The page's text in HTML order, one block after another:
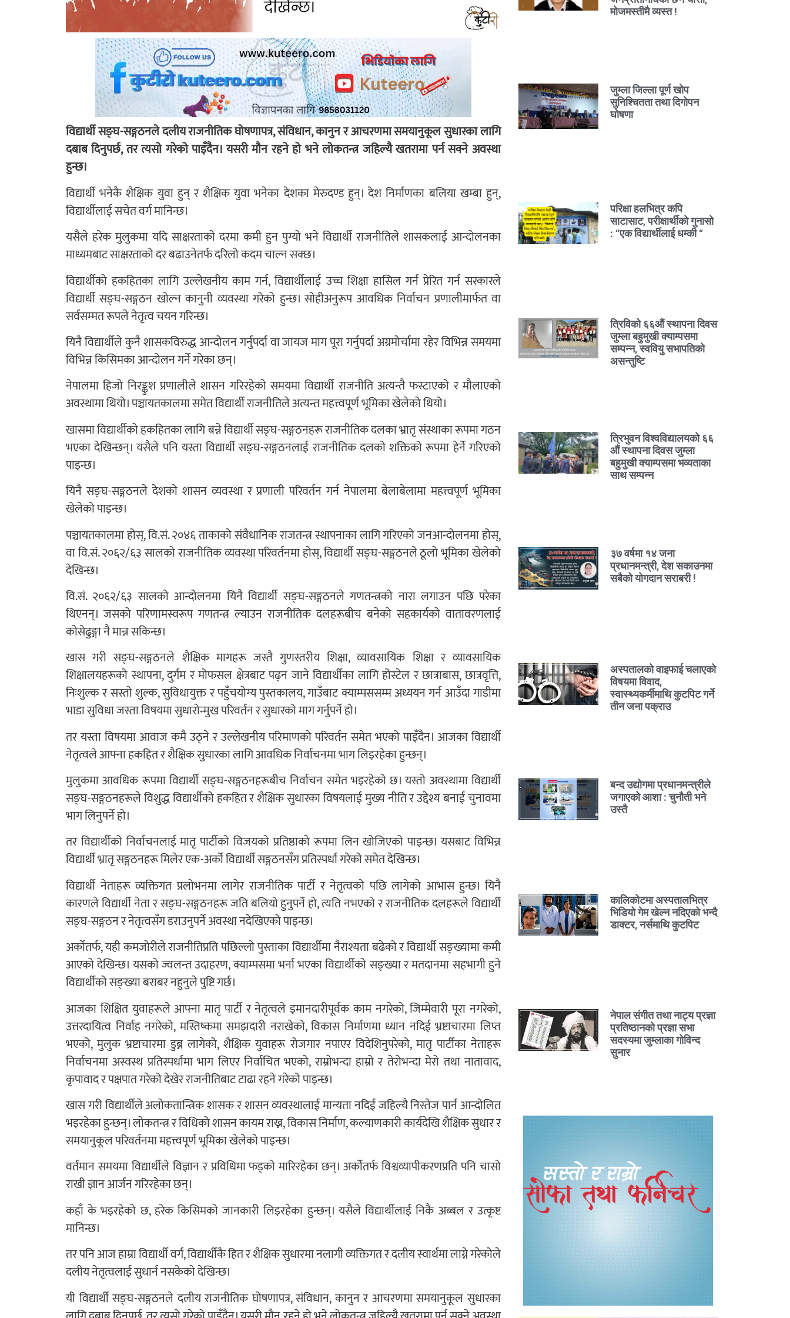
विद्यार्थी सङ्घ-सङ्गठनले दलीय राजनीतिक घोषणापत्र, संविधान, कानुन र आचरणमा समयानुकूल सुधारका लागि
दबाब दिनुपर्छ, तर त्यसो गरेको पाइँदैन। यसरी मौन रहने हो भने लोकतन्त्र जहिल्यै खतरामा पर्न सक्ने अवस्था
हुन्छ।
विद्यार्थी भनेकै शैक्षिक युवा हुन् र शैक्षिक युवा भनेका देशका मेरुदण्ड हुन्। देश निर्माणका बलिया खम्बा हुन्,
विद्यार्थीलाई सचेत वर्ग मानिन्छ।
यसैले हरेक मुलुकमा यदि साक्षरताको दरमा कमी हुन पुग्यो भने विद्यार्थी राजनीतिले शासकलाई आन्दोलनका
माध्यमबाट साक्षरताको दर बढाउनेतर्फ दरिलो कदम चाल्न सक्छ।
विद्यार्थीको हकहितका लागि उल्लेखनीय काम गर्न, विद्यार्थीलाई उच्च शिक्षा हासिल गर्न प्रेरित गर्न सरकारले
विद्यार्थी सङ्घ-सङ्गठन खोल्न कानुनी व्यवस्था गरेको हुन्छ। सोहीअनुरूप आवधिक निर्वाचन प्रणालीमार्फत वा
सर्वसम्मत रूपले नेतृत्व चयन गरिन्छ।
यिनै विद्यार्थीले कुनै शासकविरुद्ध आन्दोलन गर्नुपर्दा वा जायज माग पूरा गर्नुपर्दा अग्रमोर्चामा रहेर विभिन्न समयमा
विभिन्न किसिमका आन्दोलन गर्ने गरेका छन्।
नेपालमा हिजो निरङ्कुश प्रणालीले शासन गरिरहेको समयमा विद्यार्थी राजनीति अत्यन्तै फस्टाएको र मौलाएको
अवस्थामा थियो। पञ्चायतकालमा समेत विद्यार्थी राजनीतिले अत्यन्त महत्त्वपूर्ण भूमिका खेलेको थियो।
खासमा विद्यार्थीको हकहितका लागि बन्ने विद्यार्थी सङ्घ-सङ्गठनहरू राजनीतिक दलका भ्रातृ संस्थाका रूपमा गठन
भएका देखिन्छन्। यसैले पनि यस्ता विद्यार्थी सङ्घ-सङ्गठनलाई राजनीतिक दलको शक्तिको रूपमा हेर्ने गरिएको
पाइन्छ।
यिनै सङ्घ-सङ्गठनले देशको शासन व्यवस्था र प्रणाली परिवर्तन गर्न नेपालमा बेलाबेलामा महत्त्वपूर्ण भूमिका
खेलेको पाइन्छ।
पञ्चायतकालमा होस्, वि.सं. २०४६ ताकाको संवैधानिक राजतन्त्र स्थापनाका लागि गरिएको जनआन्दोलनमा होस्,
वा वि.सं. २०६२/६३ सालको राजनीतिक व्यवस्था परिवर्तनमा होस्, विद्यार्थी सङ्घ-सङ्गठनले ठूलो भूमिका खेलेको
देखिन्छ।
वि.सं. २०६२/६३ सालको आन्दोलनमा यिनै विद्यार्थी सङ्घ-सङ्गठनले गणतन्त्रको नारा लगाउन पछि परेका
थिएनन्। जसको परिणामस्वरूप गणतन्त्र ल्याउन राजनीतिक दलहरूबीच बनेको सहकार्यको वातावरणलाई
कोसेढुङ्गा नै मान्न सकिन्छ।
खास गरी सङ्घ-सङ्गठनले शैक्षिक मागहरू जस्तै गुणस्तरीय शिक्षा, व्यावसायिक शिक्षा र व्यावसायिक
शिक्षालयहरूको स्थापना, दुर्गम र मोफसल क्षेत्रबाट पढ्न जाने विद्यार्थीका लागि होस्टेल र छात्राबास, छात्रवृत्ति,
निःशुल्क र सस्तो शुल्क, सुविधायुक्त र पहुँचयोग्य पुस्तकालय, गाउँबाट क्याम्पससम्म अध्ययन गर्न आउँदा गाडीमा
भाडा सुविधा जस्ता विषयमा सुधारोन्मुख परिवर्तन र सुधारको माग गर्नुपर्ने हो।
तर यस्ता विषयमा आवाज कमै उठ्ने र उल्लेखनीय परिमाणको परिवर्तन समेत भएको पाइँदैन। आजका विद्यार्थी
नेतृत्वले आफ्ना हकहित र शैक्षिक सुधारका लागि आवधिक निर्वाचनमा भाग लिइरहेका हुन्छन्।
मुलुकमा आवधिक रूपमा विद्यार्थी सङ्घ-सङ्गठनहरूबीच निर्वाचन समेत भइरहेको छ। यस्तो अवस्थामा विद्यार्थी
सङ्घ-सङ्गठनहरूले विशुद्ध विद्यार्थीको हकहित र शैक्षिक सुधारका विषयलाई मुख्य नीति र उद्देश्य बनाई चुनावमा
भाग लिनुपर्ने हो।
तर विद्यार्थीको निर्वाचनलाई मातृ पार्टीको विजयको प्रतिष्ठाको रूपमा लिन खोजिएको पाइन्छ। यसबाट विभिन्न
विद्यार्थी भ्रातृ सङ्गठनहरू मिलेर एक-अर्को विद्यार्थी सङ्गठनसँग प्रतिस्पर्धा गरेको समेत देखिन्छ।
विद्यार्थी नेताहरू व्यक्तिगत प्रलोभनमा लागेर राजनीतिक पार्टी र नेतृत्वको पछि लागेको आभास हुन्छ। यिनै
कारणले विद्यार्थी नेता र सङ्घ-सङ्गठनहरू जति बलियो हुनुपर्ने हो, त्यति नभएको र राजनीतिक दलहरूले विद्यार्थी
सङ्घ-सङ्गठन र नेतृत्वसँग डराउनुपर्ने अवस्था नदेखिएको पाइन्छ।
अर्कोतर्फ, यही कमजोरीले राजनीतिप्रति पछिल्लो पुस्ताका विद्यार्थीमा नैराश्यता बढेको र विद्यार्थी सङ्ख्यामा कमी
आएको देखिन्छ। यसको ज्वलन्त उदाहरण, क्याम्पसमा भर्ना भएका विद्यार्थीको सङ्ख्या र मतदानमा सहभागी हुने
विद्यार्थीको सङ्ख्या बराबर नहुनुले पुष्टि गर्छ।
आजका शिक्षित युवाहरूले आफ्ना मातृ पार्टी र नेतृत्वले इमानदारीपूर्वक काम नगरेको, जिम्मेवारी पूरा नगरेको,
उत्तरदायित्व निर्वाह नगरेको, मस्तिष्कमा समझदारी नराखेको, विकास निर्माणमा ध्यान नदिई भ्रष्टाचारमा लिप्त
भएको, मुलुक भ्रष्टाचारमा डुब्न लागेको, शैक्षिक युवाहरू रोजगार नपाएर विदेशिनुपरेको, मातृ पार्टीका नेताहरू
निर्वाचनमा अस्वस्थ प्रतिस्पर्धामा भाग लिएर निर्वाचित भएको, राम्रोभन्दा हाम्रो र तेरोभन्दा मेरो तथा नातावाद,
कृपावाद र पक्षपात गरेको देखेर राजनीतिबाट टाढा रहने गरेको पाइन्छ।
खास गरी विद्यार्थीले अलोकतान्त्रिक शासक र शासन व्यवस्थालाई मान्यता नदिई जहिल्यै निस्तेज पार्न आन्दोलित
भइरहेका हुन्छन्। लोकतन्त्र र विधिको शासन कायम राख्न, विकास निर्माण, कल्याणकारी कार्यदेखि शैक्षिक सुधार र
समयानुकूल परिवर्तनमा महत्त्वपूर्ण भूमिका खेलेको पाइन्छ।
वर्तमान समयमा विद्यार्थीले विज्ञान र प्रविधिमा फड्को मारिरहेका छन्। अर्कोतर्फ विश्वव्यापीकरणप्रति पनि चासो
राखी ज्ञान आर्जन गरिरहेका छन्।
कहाँ के भइरहेको छ, हरेक किसिमको जानकारी लिइरहेका हुन्छन्। यसैले विद्यार्थीलाई निकै अब्बल र उत्कृष्ट
मानिन्छ।
तर पनि आज हाम्रा विद्यार्थी वर्ग, विद्यार्थीकै हित र शैक्षिक सुधारमा नलागी व्यक्तिगत र दलीय स्वार्थमा लाग्ने गरेकोले
दलीय नेतृत्वलाई सुधार्न नसकेको देखिन्छ।
यी विद्यार्थी सङ्घ-सङ्गठनले दलीय राजनीतिक घोषणापत्र, संविधान, कानुन र आचरणमा समयानुकूल सुधारका
मोजमस्तीमै व्यस्त !
जुम्ला जिल्ला पूर्ण खोप
सुनिश्चितता तथा दिगोपन
घोषणा
परिक्षा हलभित्र कपि
साटासाट, परीक्षार्थीको गुनासो
: “एक विद्यार्थीलाई धम्की “
त्रिविको ६६औं स्थापना दिवस
जुम्ला बहुमुखी क्याम्पसमा
सम्पन्न, स्ववियु सभापतिको
असन्तुष्टि
त्रिभुवन विश्वविद्यालयको ६६
औं स्थापना दिवस जुम्ला
बहुमुखी क्याम्पसमा भव्यताका
साथ सम्पन्न
३७ वर्षमा १४ जना
प्रधानमन्त्री, देश सकाउनमा
सबैको योगदान सराबरी !
अस्पतालको वाइफाई चलाएको
विषयमा विवाद,
स्वास्थ्यकर्मीमाथि कुटपिट गर्ने
तीन जना पक्राउ
बन्द उद्योगमा प्रधानमन्त्रीले
जगाएको आशा : चुनौती भने
उस्तै
कालिकोटमा अस्पतालभित्र
भिडियो गेम खेल्न नदिएको भन्दै
डाक्टर, नर्समाथि कुटपिट
नेपाल संगीत तथा नाट्य प्रज्ञा
प्रतिष्ठानको प्रज्ञा सभा
सदस्यमा जुम्लाका गोविन्द
सुनार